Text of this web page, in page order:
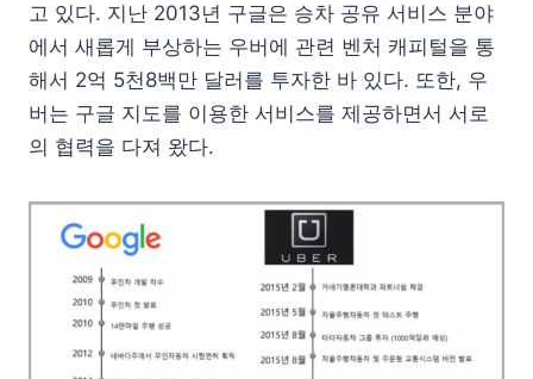
고 있다. 지난 2013년 구글은 승차 공유 서비스 분야
에서 새롭게 부상하는 우버에 관련 벤처 캐피털을 통
해서 2억 5천8백만 달러를 투자한 바 있다. 또한, 우
버는 구글 지도를 이용한 서비스를 제공하면서 서로
의 협력을 다져 왔다.